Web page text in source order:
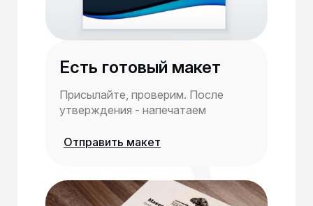
Есть готовый макет
Присылайте, проверим. После
утверждения - напечатаем
Отправить макет